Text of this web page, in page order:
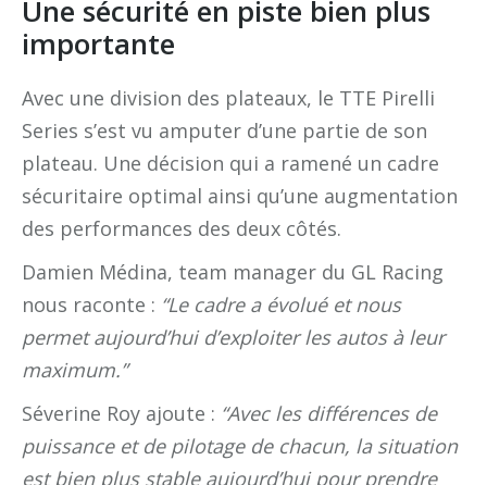
Une sécurité en piste bien plus
importante
Avec une division des plateaux, le TTE Pirelli
Series s’est vu amputer d’une partie de son
plateau. Une décision qui a ramené un cadre
sécuritaire optimal ainsi qu’une augmentation
des performances des deux côtés.
Damien Médina, team manager du GL Racing
nous raconte : “Le cadre a évolué et nous
permet aujourd’hui d’exploiter les autos à leur
maximum.”
Séverine Roy ajoute : “Avec les différences de
puissance et de pilotage de chacun, la situation
est bien plus stable aujourd’hui pour prendre